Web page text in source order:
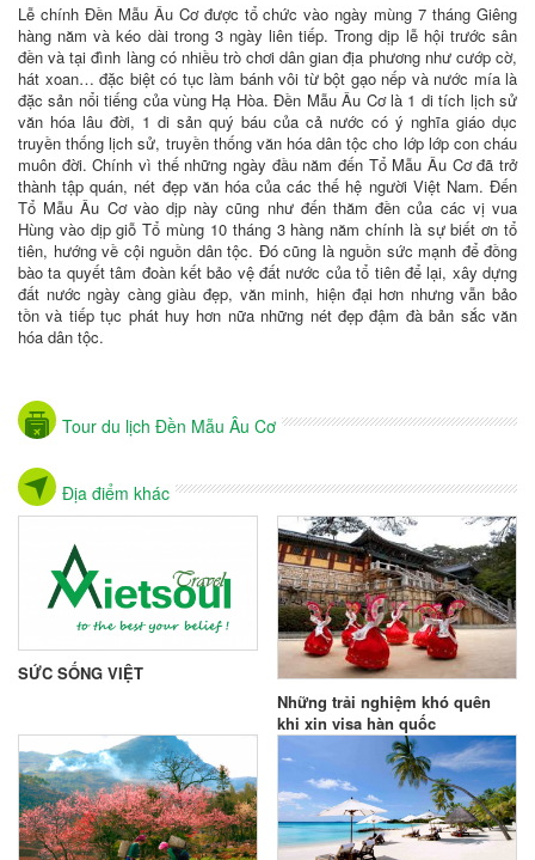
Lễ chính Đền Mẫu Âu Cơ được tổ chức vào ngày mùng 7 tháng Giêng
hàng năm và kéo dài trong 3 ngày liên tiếp. Trong dịp lễ hội trước sân
đền và tại đình làng có nhiều trò chơi dân gian địa phương như cướp cờ,
hát xoan… đặc biệt có tục làm bánh vôi từ bột gạo nếp và nước mía là
đặc sản nổi tiếng của vùng Hạ Hòa. Đền Mẫu Âu Cơ là 1 di tích lịch sử
văn hóa lâu đời, 1 di sản quý báu của cả nước có ý nghĩa giáo dục
truyền thống lịch sử, truyền thống văn hóa dân tộc cho lớp lớp con cháu
muôn đời. Chính vì thế những ngày đầu năm đến Tổ Mẫu Âu Cơ đã trở
thành tập quán, nét đẹp văn hóa của các thế hệ người Việt Nam. Đến
Tổ Mẫu Âu Cơ vào dịp này cũng như đến thăm đền của các vị vua
Hùng vào dịp giỗ Tổ mùng 10 tháng 3 hàng năm chính là sự biết ơn tổ
tiên, hướng về cội nguồn dân tộc. Đó cũng là nguồn sức mạnh để đồng
bào ta quyết tâm đoàn kết bảo vệ đất nước của tổ tiên để lại, xây dựng
đất nước ngày càng giàu đẹp, văn minh, hiện đại hơn nhưng vẫn bảo
tồn và tiếp tục phát huy hơn nữa những nét đẹp đậm đà bản sắc văn
hóa dân tộc.
Tour du lịch Đền Mẫu Âu Cơ
Địa điểm khác
SỨC SỐNG VIỆT
Những trải nghiệm khó quên
khi xin visa hàn quốc